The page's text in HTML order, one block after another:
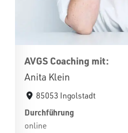
AVGS Coaching mit:
Anita Klein
85053 Ingolstadt
Durchführung
online